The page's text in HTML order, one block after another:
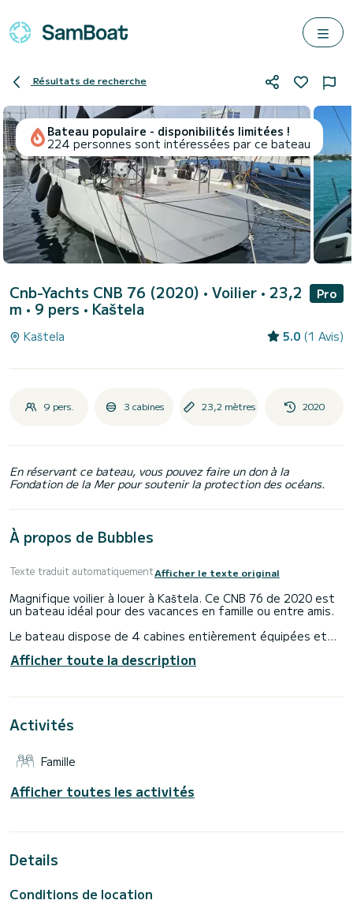
Résultats de recherche
Bateau populaire - disponibilités limitées !
224 personnes sont intéressées par ce bateau
Cnb-Yachts CNB 76 (2020) • Voilier • 23,2
m • 9 pers • Kaštela
Pro
Kaštela 5.0 (1 Avis)
9 pers. 3 cabines 23,2 mètres 2020
En réservant ce bateau, vous pouvez faire un don à la
Fondation de la Mer pour soutenir la protection des océans.
À propos de Bubbles
Texte traduit automatiquementAfficher le texte original
Magnifique voilier à louer à Kaštela. Ce CNB 76 de 2020 est
un bateau idéal pour des vacances en famille ou entre amis.
Le bateau dispose de 4 cabines entièrement équipées et
23 mètres, il sera votre meilleur allié pour passer des
vacances exceptionnelles sur l'eau dans les environs de
douche
Génois sur enrouleur. Il dispose des équipements suivants :
TV, Lave-vaisselle, Connexion Bluetooth, Douche de pont,
Propulseur d'étrave.
sur le bouton « Demander un devis », un expert SamBoat
Afficher toute la description
Activités
Famille
Afficher toutes les activités
Details
Conditions de location